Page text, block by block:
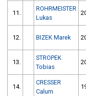
11.
ROHRMEISTER
Lukas
12. BIZEK Marek
13.
STROPEK
Tobias
14.
CRESSER
Calum